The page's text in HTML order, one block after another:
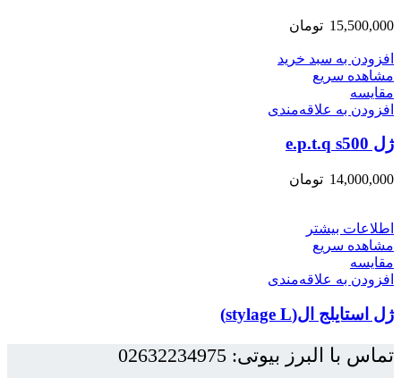
15,500,000 تومان
افزودن به سبد خرید
مشاهده سریع
مقایسه
افزودن به علاقه‌مندی
ژل e.p.t.q s500
14,000,000 تومان
اطلاعات بیشتر
مشاهده سریع
مقایسه
افزودن به علاقه‌مندی
ژل استایلج ال(stylage L)
تماس با البرز بیوتی: 02632234975